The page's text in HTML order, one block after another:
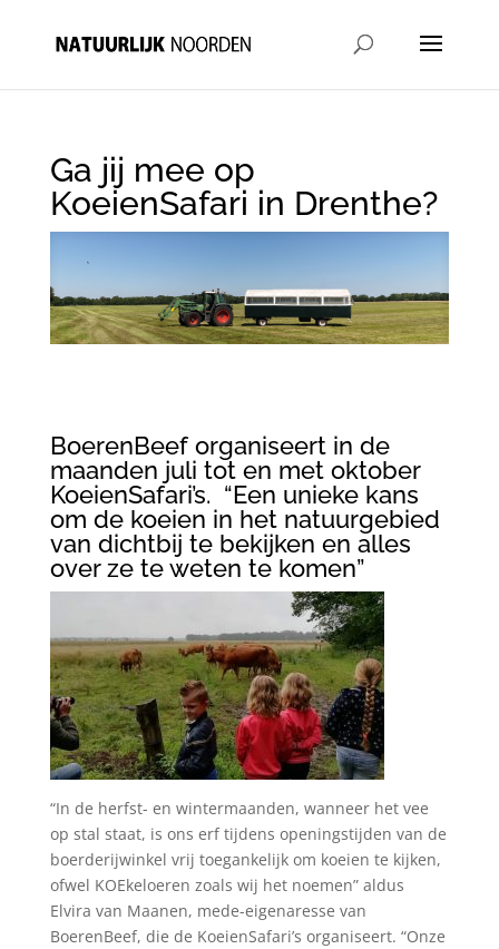
Ga jij mee op
KoeienSafari in Drenthe?
BoerenBeef organiseert in de
maanden juli tot en met oktober
KoeienSafari’s. “Een unieke kans
om de koeien in het natuurgebied
van dichtbij te bekijken en alles
over ze te weten te komen”
“In de herfst- en wintermaanden, wanneer het vee
op stal staat, is ons erf tijdens openingstijden van de
boerderijwinkel vrij toegankelijk om koeien te kijken,
ofwel KOEkeloeren zoals wij het noemen” aldus
Elvira van Maanen, mede-eigenaresse van
BoerenBeef, die de KoeienSafari’s organiseert. “Onze